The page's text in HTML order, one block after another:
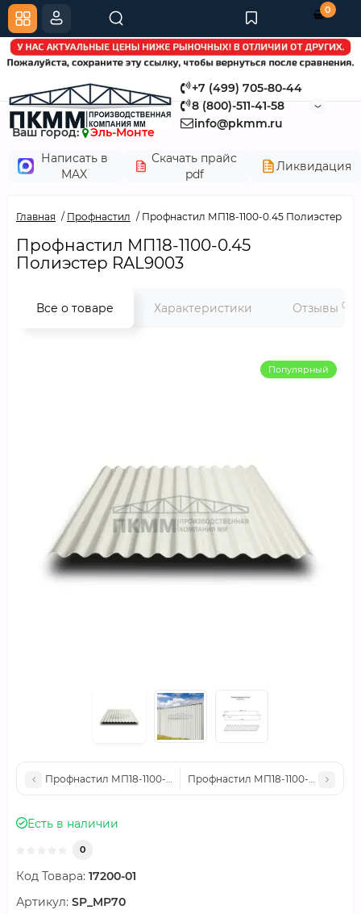
+7 (499) 705-80-44
8 (800)-511-41-58
info@pkmm.ru
Ваш город:
Эль-Монте
Написать в
MAX
Скачать прайс
pdf
Ликвидация
0
Главная Профнастил Профнастил МП18-1100-0.45 Полиэстер
Профнастил МП18-1100-0.45
Полиэстер RAL9003
Все о товаре Характеристики Отзывы 0
Популярный
Профнастил МП18-1100-0.7 Полиэстер RAL9002
Профнастил МП18-1100-0.5
Есть в наличии
0
Код Товара: 17200-01
Артикул: SP_MP70